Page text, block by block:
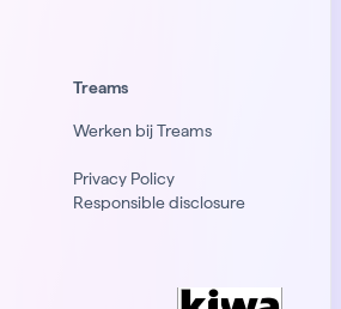
Treams
Werken bij Treams
Privacy Policy
Responsible disclosure